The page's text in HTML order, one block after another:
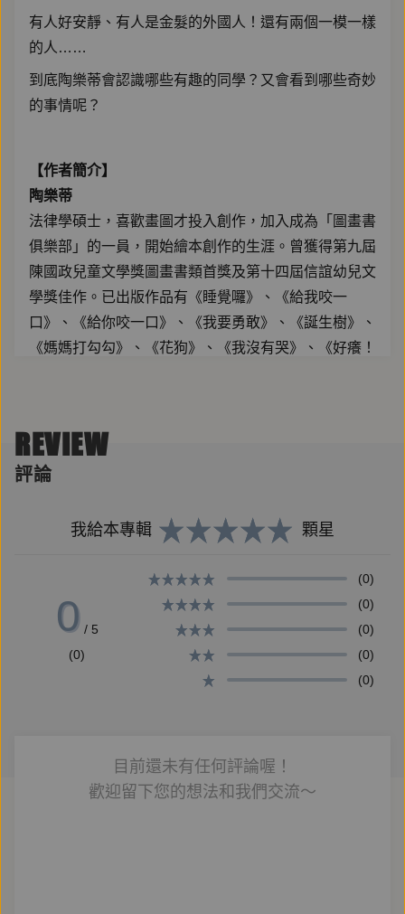
有人好安靜、有人是金髮的外國人！還有兩個一模一樣
的人……
到底陶樂蒂會認識哪些有趣的同學？又會看到哪些奇妙
的事情呢？
【作者簡介】
陶樂蒂
法律學碩士，喜歡畫圖才投入創作，加入成為「圖畫書
俱樂部」的一員，開始繪本創作的生涯。曾獲得第九屆
陳國政兒童文學獎圖畫書類首獎及第十四屆信誼幼兒文
學獎佳作。已出版作品有《睡覺囉》、《給我咬一
口》、《給你咬一口》、《我要勇敢》、《誕生樹》、
《媽媽打勾勾》、《花狗》、《我沒有哭》、《好癢！
【繪者簡介】
黄郁欽
馬行空的幻想，自由自在的畫圖。1988年開始創作繪
部」，持續繪本創作的能量。2015年催生台灣第一本
繪本MOOK《大野狼。繪本誌》。已出版作品有《給我
咬一口》、《給你咬一口》、《嘰哩咕嚕碰》、《我家
在這裡》、《繪本感小物的旅行紀事》、《好東西》、
《躲好了沒？》、《我不要跟你玩了》、《不對、不
曾獲得第三屆牧笛獎首獎、第七屆陳國政兒童文學獎優
選和第二十四屆信誼幼兒文學獎佳作，並於2016年以
REVIEW
評論
我給本專輯 顆星
0 / 5
(0)
(0)
(0)
(0)
(0)
(0)
目前還未有任何評論喔！
歡迎留下您的想法和我們交流～